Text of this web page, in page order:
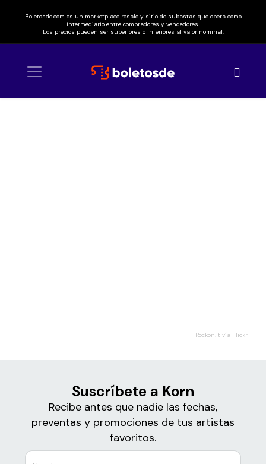
Boletosde.com es un marketplace resale y sitio de subastas que opera como
intermediario entre compradores y vendedores.
Los precios pueden ser superiores o inferiores al valor nominal.
Rockon.it vía Flickr
Suscríbete a Korn
Recibe antes que nadie las fechas,
preventas y promociones de tus artistas
favoritos.